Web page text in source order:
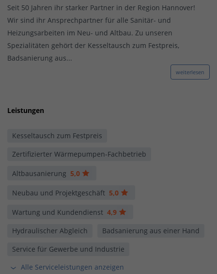
Seit 50 Jahren ihr starker Partner in der Region Hannover!
Wir sind ihr Ansprechpartner für alle Sanitär- und
Heizungsarbeiten im Neu- und Altbau. Zu unseren
Spezialitäten gehört der Kesseltausch zum Festpreis,
Badsanierung aus...
weiterlesen
Leistungen
Kesseltausch zum Festpreis
Zertifizierter Wärmepumpen-Fachbetrieb
Altbausanierung 5,0
Neubau und Projektgeschäft 5,0
Wartung und Kundendienst 4,9
Hydraulischer Abgleich
Badsanierung aus einer Hand
Service für Gewerbe und Industrie
Alle Serviceleistungen anzeigen